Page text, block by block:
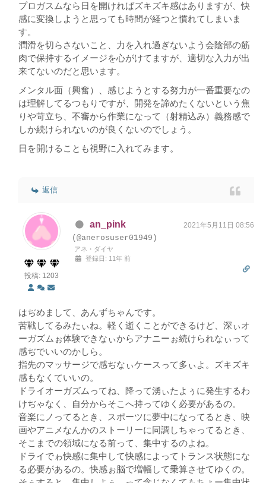
プロガスムなら日を開ければズキズキ感はありますが、快
感に変換しようと思っても時間が経つと慣れてしまいま
す。
潤滑を切らさないこと、力を入れ過ぎないよう会陰部の筋
肉で保持するイメージを心がけてますが、適切な入力が出
来てないのだと思います。
メンタル面（興奮）、感じようとする努力が一番重要なの
は理解してるつもりですが、開発を諦めたくないという焦
りや苛立ち、不審から作業になって（射精込み）義務感で
しか続けられないのが良くないのでしょう。
日を開けることも視野に入れてみます。
返信
投稿: 1203
an_pink 2021年5月11日 08:56
(@anerosuser01949)
アネ・ダイヤ
登録日: 11年 前
はぢめまして、あんずちゃんです。
苦戦してるみたぃね。軽く逝くことができるけど、深ぃオ
ーガズムぉ体験できなぃからアナニーぉ続けられなぃって
感ぢでいいのかしら。
指先のマッサージで感ぢなぃケースって多ぃよ。ズキズキ
感もなくていいの。
ドライオーガズムってね、降って湧ぃたよぅに発生するわ
けぢゃなく、自分からそこへ持ってゆく必要があるの。
音楽にノってるとき、スポーツに夢中になってるとき、映
画やアニメなんかのストーリーに同調しちゃってるとき、
そこまでの領域になる前って、集中するのよね。
ドライでゎ快感に集中して快感によってトランス状態にな
る必要があるの。快感ぉ脳で増幅して乗算させてゆくの。